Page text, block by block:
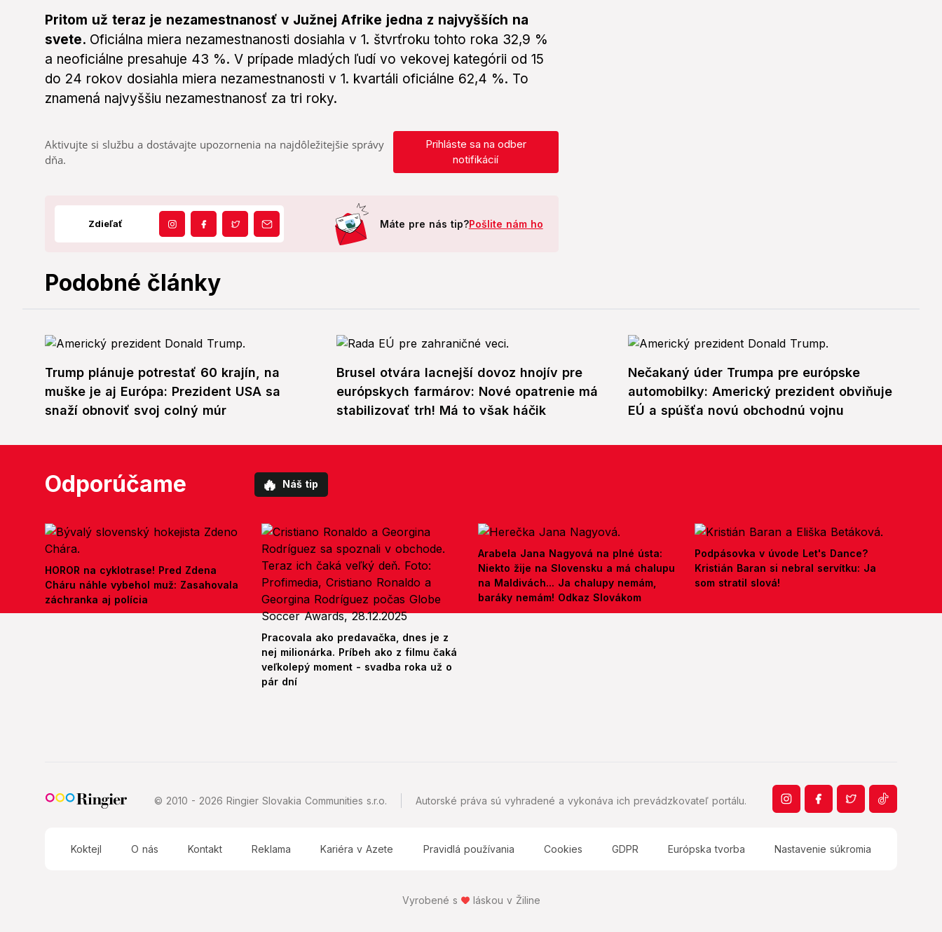
Pritom už teraz je nezamestnanosť v Južnej Afrike jedna z najvyšších na
svete. Oficiálna miera nezamestnanosti dosiahla v 1. štvrťroku tohto roka 32,9 %
a neoficiálne presahuje 43 %. V prípade mladých ľudí vo vekovej kategórii od 15
do 24 rokov dosiahla miera nezamestnanosti v 1. kvartáli oficiálne 62,4 %. To
znamená najvyššiu nezamestnanosť za tri roky.
Aktivujte si službu a dostávajte upozornenia na najdôležitejšie správy
dňa.
Prihláste sa na odber
notifikácií
Zdieľať Máte pre nás tip?Pošlite nám ho
Podobné články
Trump plánuje potrestať 60 krajín, na
muške je aj Európa: Prezident USA sa
snaží obnoviť svoj colný múr
Brusel otvára lacnejší dovoz hnojív pre
európskych farmárov: Nové opatrenie má
stabilizovať trh! Má to však háčik
Nečakaný úder Trumpa pre európske
automobilky: Americký prezident obviňuje
EÚ a spúšťa novú obchodnú vojnu
Odporúčame 🔥 Náš tip
HOROR na cyklotrase! Pred Zdena
Cháru náhle vybehol muž: Zasahovala
záchranka aj polícia
Pracovala ako predavačka, dnes je z
nej milionárka. Príbeh ako z filmu čaká
veľkolepý moment - svadba roka už o
pár dní
Arabela Jana Nagyová na plné ústa:
Niekto žije na Slovensku a má chalupu
na Maldivách... Ja chalupy nemám,
baráky nemám! Odkaz Slovákom
Podpásovka v úvode Let's Dance?
Kristián Baran si nebral servítku: Ja
som stratil slová!
© 2010 - 2026 Ringier Slovakia Communities s.r.o. Autorské práva sú vyhradené a vykonáva ich prevádzkovateľ portálu.
Koktejl O nás Kontakt Reklama Kariéra v Azete Pravidlá používania Cookies GDPR Európska tvorba Nastavenie súkromia
Vyrobené s láskou v Žiline